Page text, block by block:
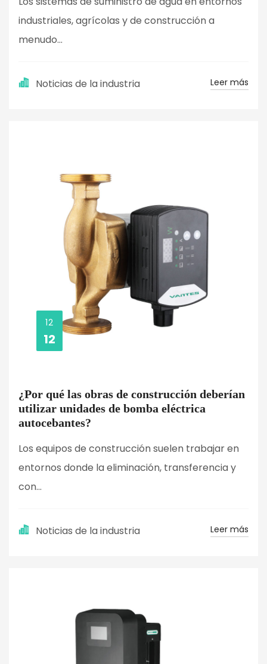
industriales, agrícolas y de construcción a
menudo...
Noticias de la industria Leer más
12
12
¿Por qué las obras de construcción deberían
utilizar unidades de bomba eléctrica
autocebantes?
Los equipos de construcción suelen trabajar en
entornos donde la eliminación, transferencia y
con...
Noticias de la industria Leer más